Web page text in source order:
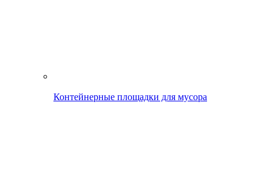
Контейнерные площадки для мусора